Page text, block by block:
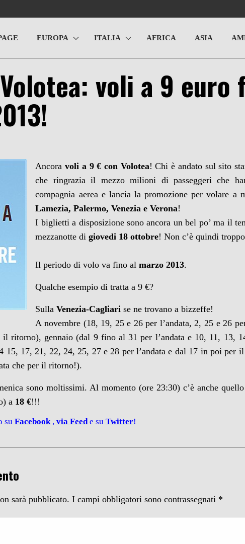
EUROPA ITALIA AFRICA ASIA
voli a 9 euro
Ancoravoli a 9 € con Volotea! Chi è andato sul sito
che ringrazia il mezzo milioni di passeggeri che
compagnia aerea e lancia la promozione per volare
Lamezia, Palermo, Venezia e Verona!
I biglietti a disposizione sono ancora un bel po’ ma il
mezzanotte digiovedi 18 ottobre! Non c’è quindi
Il periodo di volo va fino almarzo 2013.
Qualche esempio di tratta a 9 €?
SullaVenezia-Cagliari se ne trovano a bizzeffe!
A novembre (18, 19, 25 e 26 per l’andata, 2, 25 e 26
il ritorno), gennaio (dal 9 fino al 31 per l’andata e 10, 11, 13,
15, 17, 21, 22, 24, 25, 27 e 28 per l’andata e dal 17 in poi per
che per il ritorno!).
sono moltissimi. Al momento (ore 23:30) c’è anche
a 18 €!!!
su Facebook ,viaFeede suTwitter!
sarà pubblicato. I campi obbligatori sono contrassegnati *